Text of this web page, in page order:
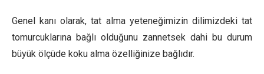
Genel kanı olarak, tat alma yeteneğimizin dilimizdeki tat
tomurcuklarına bağlı olduğunu zannetsek dahi bu durum
büyük ölçüde koku alma özelliğinize bağlıdır.